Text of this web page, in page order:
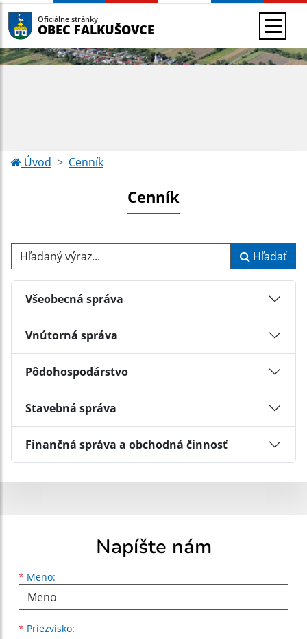
Oficiálne stránky
OBEC FALKUŠOVCE
Úvod Cenník
Cenník
Hľadaný výraz... Hľadať
Všeobecná správa
Vnútorná správa
Pôdohospodárstvo
Stavebná správa
Finančná správa a obchodná činnosť
Napíšte nám
* Meno:
Meno
* Priezvisko:
Priezvisko
E-mailová adresa